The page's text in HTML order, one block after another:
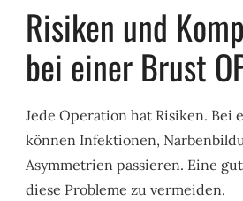
Risiken und
bei einer Brust
Jede Operation hat Risiken. Bei
können Infektionen,
Asymmetrien passieren. Eine
diese Probleme zu vermeiden.